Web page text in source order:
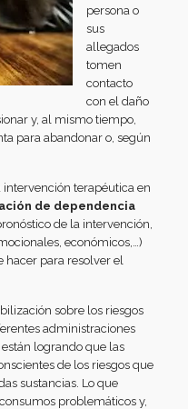
persona o
sus
allegados
tomen
contacto
con el daño
y, al mismo tiempo,
para abandonar o, según
terapéutica en
de dependencia
de la intervención,
económicos,…)
hacer para resolver el
sobre los riesgos
administraciones
están logrando que las
de los riesgos que
sustancias. Lo que
problemáticos y,